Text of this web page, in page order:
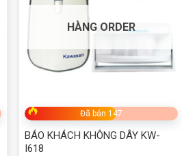
HÀNG ORDER
Đã bán 147
BÁO KHÁCH KHÔNG DÂY KW-
I618